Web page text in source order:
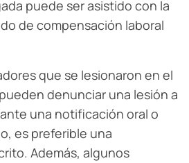
puede ser asistido con la
de compensación laboral
que se lesionaron en el
denunciar una lesión a
una notificación oral o
es preferible una
Además, algunos